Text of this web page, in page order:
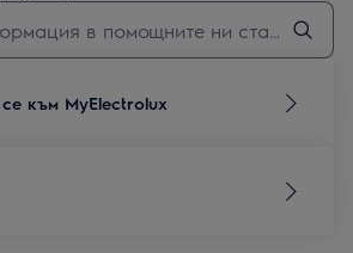
статии за поддръжка
към MyElectrolux